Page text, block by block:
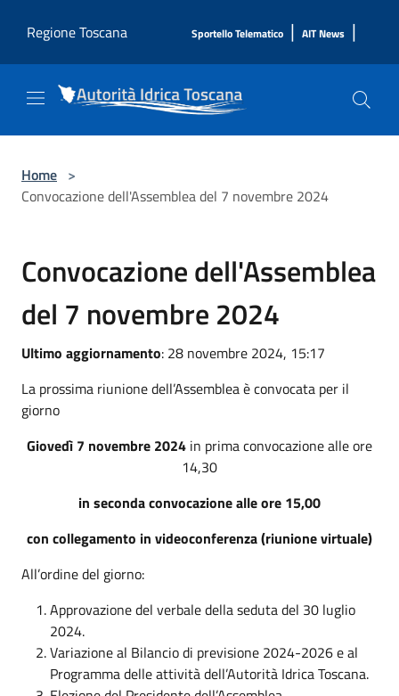
Regione Toscana
Sportello Telematico | AIT News |
Home >
Convocazione dell'Assemblea del 7 novembre 2024
Convocazione dell'Assemblea
del 7 novembre 2024
Ultimo aggiornamento: 28 novembre 2024, 15:17
La prossima riunione dell’Assemblea è convocata per il
giorno
Giovedì 7 novembre 2024 in prima convocazione alle ore
14,30
in seconda convocazione alle ore 15,00
con collegamento in videoconferenza (riunione virtuale)
All’ordine del giorno:
Approvazione del verbale della seduta del 30 luglio
2024.
Variazione al Bilancio di previsione 2024-2026 e al
Programma delle attività dell’Autorità Idrica Toscana.